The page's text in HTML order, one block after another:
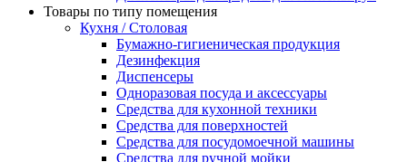
Товары по типу помещения
Кухня / Столовая
Бумажно-гигиеническая продукция
Дезинфекция
Диспенсеры
Одноразовая посуда и аксессуары
Средства для кухонной техники
Средства для поверхностей
Средства для посудомоечной машины
Средства для ручной мойки